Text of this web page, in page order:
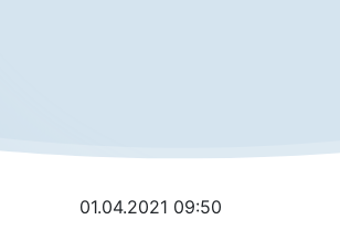
01.04.2021 09:50